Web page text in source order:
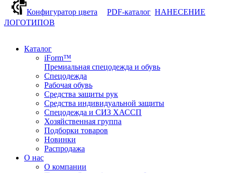
Конфигуратор цвета
PDF-каталог НАНЕСЕНИЕ
ЛОГОТИПОВ
Каталог
iForm™
Премиальная спецодежда и обувь
Спецодежда
Рабочая обувь
Средства защиты рук
Средства индивидуальной защиты
Спецодежда и СИЗ ХАССП
Хозяйственная группа
Подборки товаров
Новинки
Распродажа
О нас
О компании